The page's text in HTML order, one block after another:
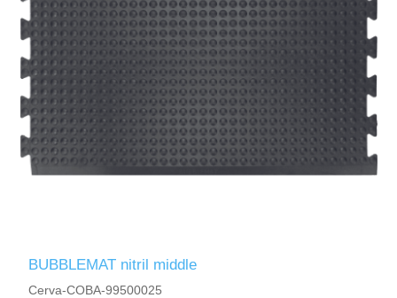
BUBBLEMAT nitril middle
Cerva-COBA-99500025